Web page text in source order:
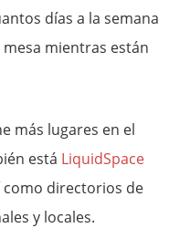
días a la semana
mientras están
más lugares en el
está LiquidSpace
como directorios de
y locales.